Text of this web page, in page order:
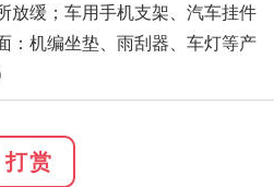
放缓；车用手机支架、汽车挂件
：机编坐垫、雨刮器、车灯等产
打赏